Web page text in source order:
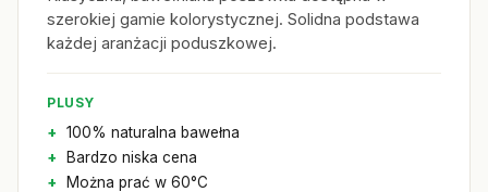
szerokiej gamie kolorystycznej. Solidna podstawa
każdej aranżacji poduszkowej.
PLUSY
100% naturalna bawełna
Bardzo niska cena
Można prać w 60°C